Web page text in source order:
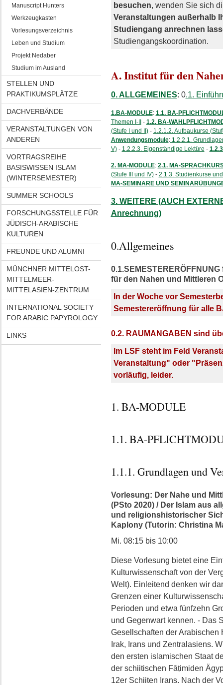
Manuscript Hunters
Werkzeugkasten
Vorlesungsverzeichnis
Leben und Studium
Projekt Nedaber
Studium im Ausland
STELLEN UND
PRAKTIKUMSPLÄTZE
DACHVERBÄNDE
VERANSTALTUNGEN VON
ANDEREN
VORTRAGSREIHE
BASISWISSEN ISLAM
(WINTERSEMESTER)
SUMMER SCHOOLS
FORSCHUNGSSTELLE FÜR
JÜDISCH-ARABISCHE
KULTUREN
FREUNDE UND ALUMNI
MÜNCHNER MITTELOST-
MITTELMEER-
MITTELASIEN-ZENTRUM
INTERNATIONAL SOCIETY
FOR ARABIC PAPYROLOGY
LINKS
besuchen, wenden Sie sich
Veranstaltungen außerhalb
Studiengang anrechnen
Studiengangskoordination.
A. Institut für den
0. ALLGEMEINES: 0.1.
1.BA-MODULE: 1.1. BA-
Themen I-II
- 1.2. BA-
(Stufe I und II)- 1.2.1.2. Aufbaukurse
Anwendungsmodule:1.2.2.1.
V)- 1.2.2.3. Eigenständige Lektüre -
2. MA-MODULE: 2.1. MA-
(Stufe III und IV)- 2.1.3. Studienkurse
MA-SEMINARE UND
3. WEITERE (AUCH
Anrechnung)
0.Allgemeines
für den Nahen und Mittleren
In der Woche vor
Semestereröffnung für alle
0.2. RAUMANGABEN sind
Im LSF steht im Feld
Veranstaltung" oder
vorläufig, leider.
1. BA-MODULE
1.1. BA-
1.1.1. Grundlagen und
Vorlesung: Der Nahe und
(PSto 2020) / Der Islam aus
und religionshistorischer
Kaplony (Tutorin: Christina
Mi. 08:15 bis 10:00
Diese Vorlesung bietet eine
Kulturwissenschaft von der
Welt). Einleitend denken wir
Grenzen einer
Perioden und etwa fünfzehn
und Gegenwart kennen. - Das
Gesellschaften der
Irak, Irans und Zentralasiens.
den ersten islamischen Staat
der schiitischen Fāṭimiden
12er Schiiten Irans. Nach der